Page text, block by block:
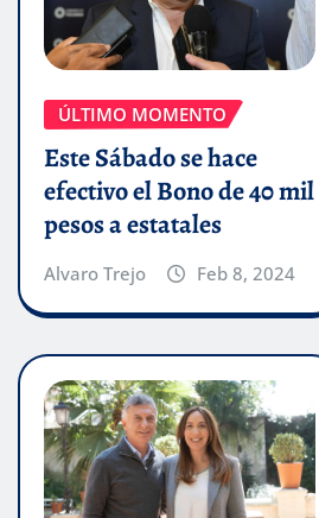
ÚLTIMO MOMENTO
Este Sábado se hace
efectivo el Bono de 40 mil
pesos a estatales
Alvaro Trejo Feb 8, 2024